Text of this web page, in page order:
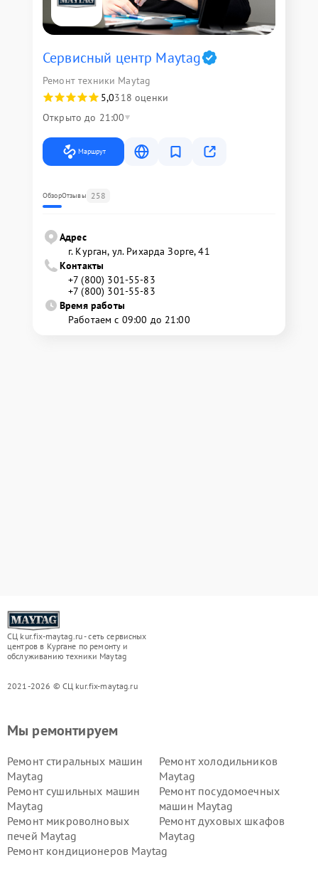
Сервисный центр Maytag
Ремонт техники Maytag
5,0318 оценки
Открыто до 21:00
Маршрут
ОбзорОтзывы 258
Адрес
г. Курган, ул. Рихарда Зорге, 41
Контакты
+7 (800) 301-55-83
+7 (800) 301-55-83
Время работы
Работаем с 09:00 до 21:00
СЦ kur.fix-maytag.ru - сеть сервисных
центров в Кургане по ремонту и
обслуживанию техники Maytag
2021-2026 © СЦ kur.fix-maytag.ru
Мы ремонтируем
Ремонт стиральных машин
Maytag
Ремонт холодильников
Maytag
Ремонт сушильных машин
Maytag
Ремонт посудомоечных
машин Maytag
Ремонт микроволновых
печей Maytag
Ремонт духовых шкафов
Maytag
Ремонт кондиционеров Maytag